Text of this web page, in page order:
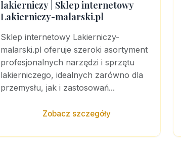
lakierniczy | Sklep internetowy
Lakierniczy-malarski.pl
Sklep internetowy Lakierniczy-
malarski.pl oferuje szeroki asortyment
profesjonalnych narzędzi i sprzętu
lakierniczego, idealnych zarówno dla
przemysłu, jak i zastosowań...
Zobacz szczegóły